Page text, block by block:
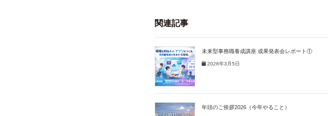
関連記事
未来型事務職養成講座 成果発表会レポート①
2026年3月5日
年頭のご挨拶2026（今年やること）